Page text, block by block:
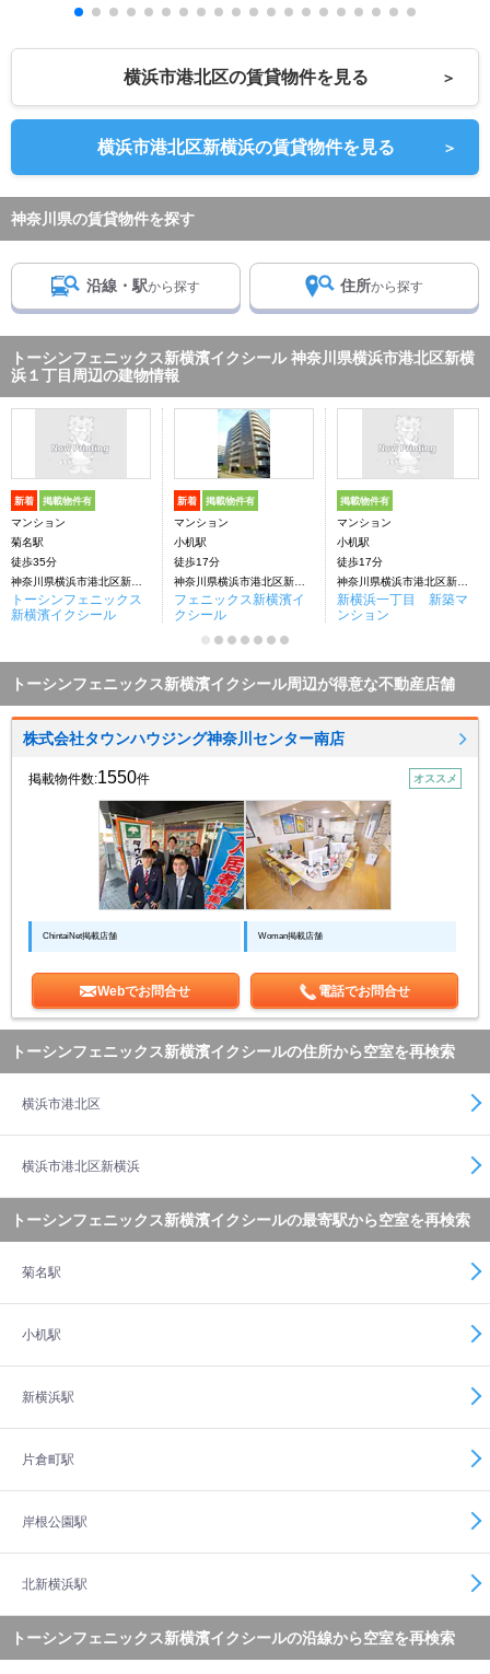
横浜市港北区の賃貸物件を見る ＞
横浜市港北区新横浜の賃貸物件を見る ＞
神奈川県の賃貸物件を探す
沿線・駅から探す 住所から探す
トーシンフェニックス新横濱イクシール 神奈川県横浜市港北区新横
浜１丁目周辺の建物情報
新着 掲載物件有
マンション
菊名駅
徒歩35分
トーシンフェニックス
新横濱イクシール
新着 掲載物件有
マンション
小机駅
徒歩17分
フェニックス新横濱イ
クシール
掲載物件有
マンション
小机駅
徒歩17分
新横浜一丁目 新築マ
ンション
トーシンフェニックス新横濱イクシール周辺が得意な不動産店舗
株式会社タウンハウジング神奈川センター南店
掲載物件数:1550件 オススメ
ChintaiNet掲載店舗 Woman掲載店舗
Webでお問合せ 電話でお問合せ
トーシンフェニックス新横濱イクシールの住所から空室を再検索
横浜市港北区
横浜市港北区新横浜
トーシンフェニックス新横濱イクシールの最寄駅から空室を再検索
菊名駅
小机駅
新横浜駅
片倉町駅
岸根公園駅
北新横浜駅
トーシンフェニックス新横濱イクシールの沿線から空室を再検索